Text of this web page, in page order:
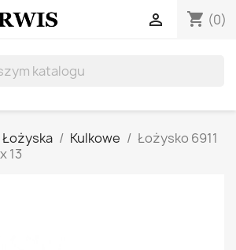
shopping_cart (0)

Łożyska Kulkowe
Łożysko 6911
13